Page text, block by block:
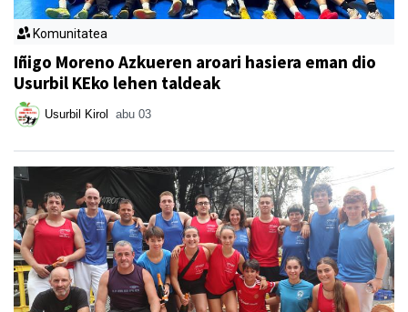
Komunitatea
Iñigo Moreno Azkueren aroari hasiera eman dio
Usurbil KEko lehen taldeak
Usurbil Kirol abu 03